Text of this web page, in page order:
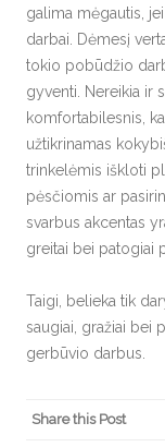
galima mėgautis,
darbai. Dėmesį
tokio pobūdžio
gyventi. Nereikia ir
komfortabilesnis,
užtikrinamas
trinkelėmis iškloti
pėsčiomis ar
svarbus akcentas
greitai bei patogiai
Taigi, belieka tik
saugiai, gražiai bei
gerbūvio darbus.
Share this Post